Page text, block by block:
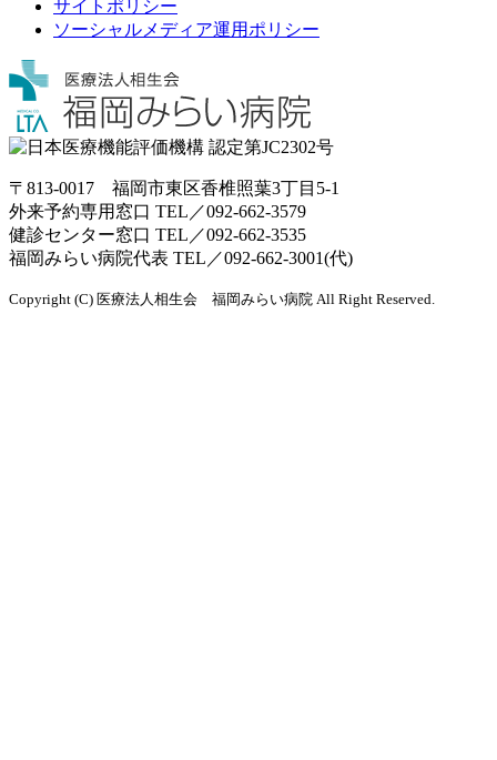
サイトポリシー
ソーシャルメディア運用ポリシー
〒813-0017 福岡市東区香椎照葉3丁目5-1
外来予約専用窓口 TEL／092-662-3579
健診センター窓口 TEL／092-662-3535
福岡みらい病院代表 TEL／092-662-3001(代)
Copyright (C) 医療法人相生会 福岡みらい病院 All Right Reserved.